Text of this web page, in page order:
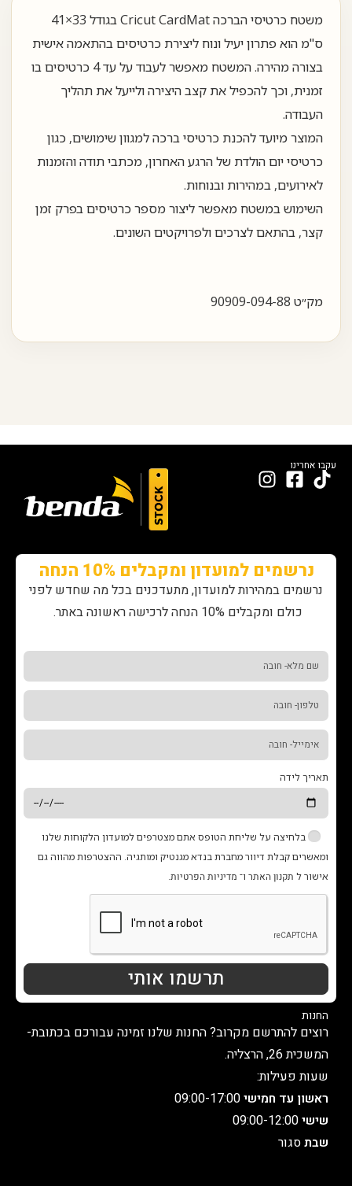
משטח כרטיסי הברכה Cricut CardMat בגודל 33×41
ס"מ הוא פתרון יעיל ונוח ליצירת כרטיסים בהתאמה אישית
בצורה מהירה. המשטח מאפשר לעבוד על עד 4 כרטיסים בו
זמנית, וכך להכפיל את קצב היצירה ולייעל את תהליך
העבודה.
המוצר מיועד להכנת כרטיסי ברכה למגוון שימושים, כגון
כרטיסי יום הולדת של הרגע האחרון, מכתבי תודה והזמנות
לאירועים, במהירות ובנוחות.
השימוש במשטח מאפשר ליצור מספר כרטיסים בפרק זמן
קצר, בהתאם לצרכים ולפרויקטים השונים.
מק״ט 90909-094-88
עקבו אחרינו
החנות
רוצים להתרשם מקרוב? החנות שלנו זמינה עבורכם בכתובת-
המשכית 26, הרצליה.
שעות פעילות:
ראשון עד חמישי
שישי
שבתסגור
נרשמים למועדון ומקבלים 10% הנחה
נרשמים במהירות למועדון, מתעדכנים בכל מה שחדש לפני
כולם ומקבלים 10% הנחה לרכישה ראשונה באתר.
תאריך לידה
בלחיצה על שליחת הטופס אתם מצטרפים למועדון הלקוחות שלנו
ומאשרים קבלת דיוור מחברת בנדא מגנטיק ומותגיה. ההצטרפות מהווה גם
אישור ל תקנון האתר ו־ מדיניות הפרטיות.
תרשמו אותי